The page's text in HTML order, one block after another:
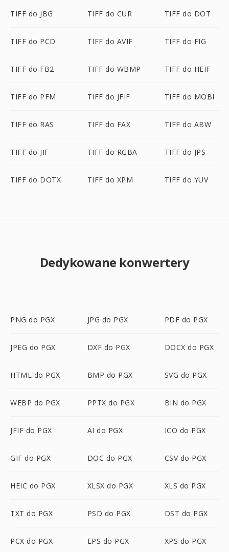
TIFF do JBG TIFF do CUR TIFF do DOT
TIFF do PCD TIFF do AVIF TIFF do FIG
TIFF do FB2 TIFF do WBMP TIFF do HEIF
TIFF do PFM TIFF do JFIF TIFF do MOBI
TIFF do RAS TIFF do FAX TIFF do ABW
TIFF do JIF TIFF do RGBA TIFF do JPS
TIFF do DOTX TIFF do XPM TIFF do YUV
Dedykowane konwertery
PNG do PGX JPG do PGX PDF do PGX
JPEG do PGX DXF do PGX DOCX do PGX
HTML do PGX BMP do PGX SVG do PGX
WEBP do PGX PPTX do PGX BIN do PGX
JFIF do PGX AI do PGX ICO do PGX
GIF do PGX DOC do PGX CSV do PGX
HEIC do PGX XLSX do PGX XLS do PGX
TXT do PGX PSD do PGX DST do PGX
PCX do PGX EPS do PGX XPS do PGX